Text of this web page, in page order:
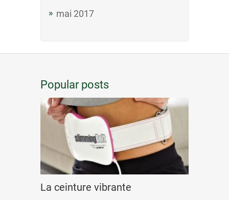
mai 2017
Popular posts
La ceinture vibrante